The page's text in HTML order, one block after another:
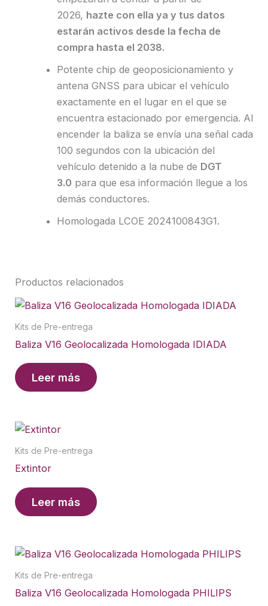
2026, hazte con ella ya y tus datos
estarán activos desde la fecha de
compra hasta el 2038.
Potente chip de geoposicionamiento y
antena GNSS para ubicar el vehículo
exactamente en el lugar en el que se
encuentra estacionado por emergencia. Al
encender la baliza se envía una señal cada
100 segundos con la ubicación del
vehículo detenido a la nube de DGT
3.0 para que esa información llegue a los
demás conductores.
Homologada LCOE 2024100843G1.
Productos relacionados
Kits de Pre-entrega
Baliza V16 Geolocalizada Homologada IDIADA
Leer más
Kits de Pre-entrega
Extintor
Leer más
Kits de Pre-entrega
Baliza V16 Geolocalizada Homologada PHILIPS